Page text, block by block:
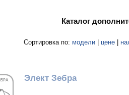
Каталог
Сортировка по: модели цене
Элект Зебра